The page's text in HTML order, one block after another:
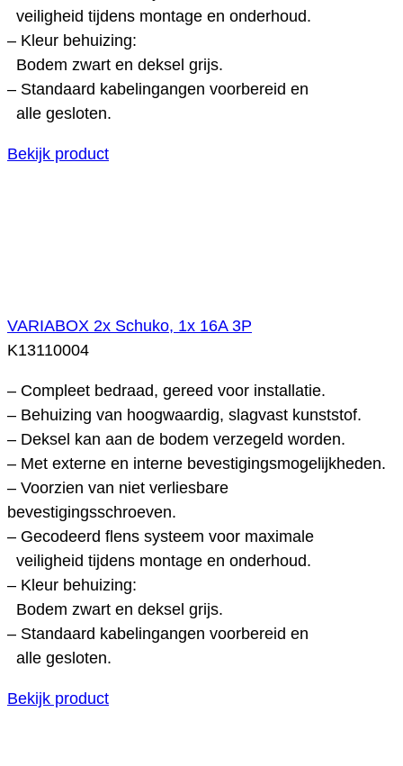
veiligheid tijdens montage en onderhoud.
– Kleur behuizing:
Bodem zwart en deksel grijs.
– Standaard kabelingangen voorbereid en
alle gesloten.
Bekijk product
VARIABOX 2x Schuko, 1x 16A 3P
K13110004
– Compleet bedraad, gereed voor installatie.
– Behuizing van hoogwaardig, slagvast kunststof.
– Deksel kan aan de bodem verzegeld worden.
– Met externe en interne bevestigingsmogelijkheden.
– Voorzien van niet verliesbare
bevestigingsschroeven.
– Gecodeerd flens systeem voor maximale
veiligheid tijdens montage en onderhoud.
– Kleur behuizing:
Bodem zwart en deksel grijs.
– Standaard kabelingangen voorbereid en
alle gesloten.
Bekijk product